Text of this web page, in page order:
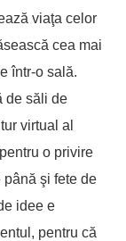
viaţa celor
cea mai
într-o sală.
de săli de
virtual al
o privire
şi fete de
idee e
pentru că